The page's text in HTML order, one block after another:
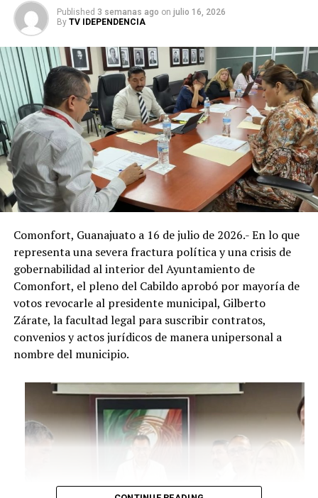
Published 3 semanas ago on julio 16, 2026
By TV IDEPENDENCIA
Comonfort, Guanajuato a 16 de julio de 2026.- En lo que
representa una severa fractura política y una crisis de
gobernabilidad al interior del Ayuntamiento de
Comonfort, el pleno del Cabildo aprobó por mayoría de
votos revocarle al presidente municipal, Gilberto
Zárate, la facultad legal para suscribir contratos,
convenios y actos jurídicos de manera unipersonal a
nombre del municipio.